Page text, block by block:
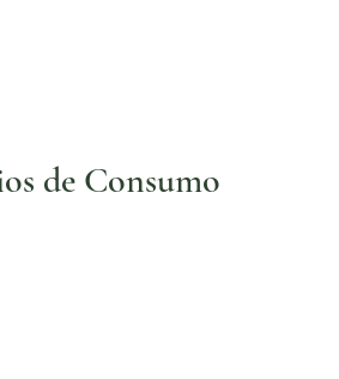
de Consumo